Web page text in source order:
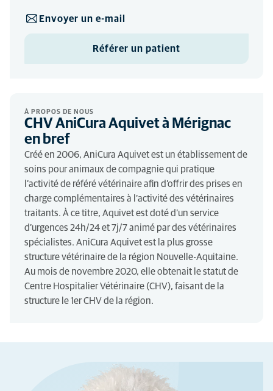
Envoyer un e-mail
Référer un patient
À PROPOS DE NOUS
CHV AniCura Aquivet à Mérignac
en bref
Créé en 2006, AniCura Aquivet est un établissement de
soins pour animaux de compagnie qui pratique
l’activité de référé vétérinaire afin d’offrir des prises en
charge complémentaires à l’activité des vétérinaires
traitants. À ce titre, Aquivet est doté d’un service
d’urgences 24h/24 et 7j/7 animé par des vétérinaires
spécialistes. AniCura Aquivet est la plus grosse
structure vétérinaire de la région Nouvelle-Aquitaine.
Au mois de novembre 2020, elle obtenait le statut de
Centre Hospitalier Vétérinaire (CHV), faisant de la
structure le 1er CHV de la région.